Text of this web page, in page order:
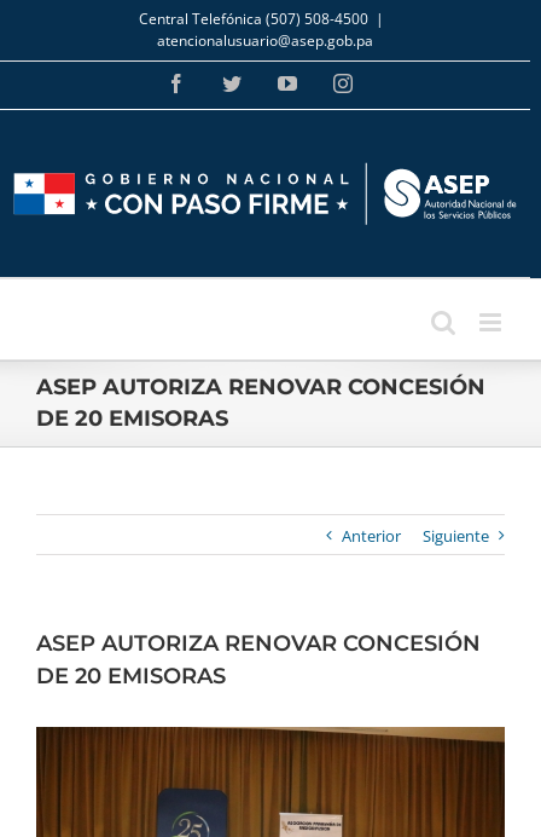
Skip
to
content
Central Telefónica (507) 508-4500 |
atencionalusuario@asep.gob.pa
FacebookTwitterYouTubeInstagram
ASEP AUTORIZA RENOVAR CONCESIÓN
DE 20 EMISORAS
Anterior Siguiente
ASEP AUTORIZA RENOVAR CONCESIÓN
DE 20 EMISORAS